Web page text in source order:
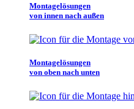
Montagelösungen
von innen nach außen
Montagelösungen
von oben nach unten